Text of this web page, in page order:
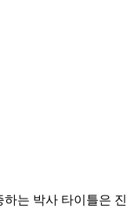
하는 박사 타이틀은